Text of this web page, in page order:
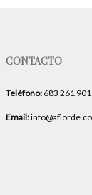
CONTACTO
Teléfono: 683 261 901
Email: